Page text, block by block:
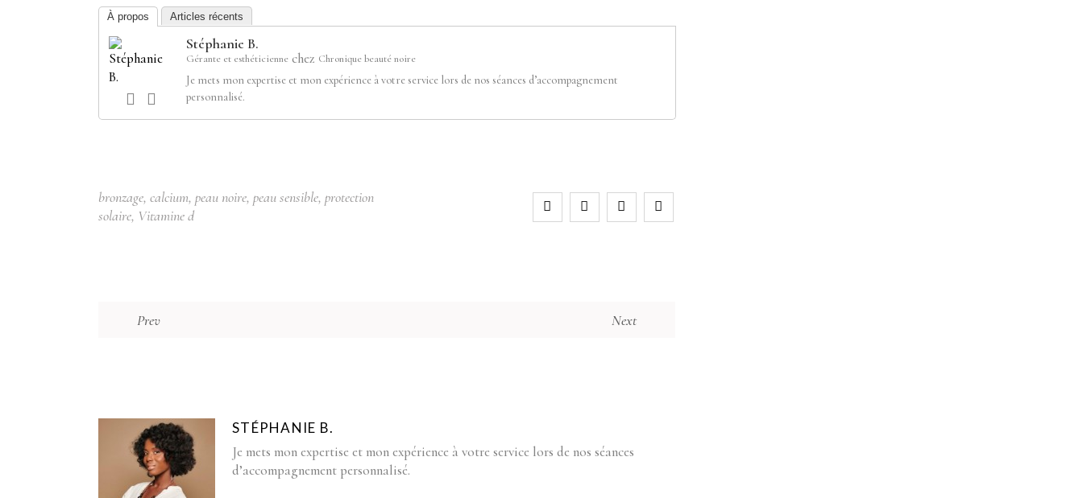
À propos Articles récents
Stéphanie B.
Gérante et esthéticienne chez Chronique beauté noire
Je mets mon expertise et mon expérience à votre service lors de nos séances d’accompagnement
personnalisé.
bronzage, calcium, peau noire, peau sensible, protection
solaire, Vitamine d
Prev Next
STÉPHANIE B.
Je mets mon expertise et mon expérience à votre service lors de nos séances
d’accompagnement personnalisé.